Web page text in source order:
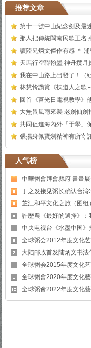
推荐文章
第十一號中山紀念劍及最
那人把傳統閩南民歌正名
讀陸兄炳文傑作有感 ＊
天馬行空聯翰墨 神舟攬月
我在中山路上出發了！（
林慧怜讚賞《扶道人之歌
回首《莒光日電視教學》
大無畏風雨來襲 老劍仙劍
共同促進海內外「于學」
張揚身佩寶劍精神有所寄
人气榜
中華粥會拜會縣府 書畫
丁之发接见粥长确认台湾
芷江和平文化之旅（图组
許歷農《最好的選擇》：
中央电视台《水墨中国》
全球粥会2012年度文化
大陆邮政首发陆炳文书法
全球粥会2015年度文化
全球粥會2020年度文化
全球粥會2022年度文化